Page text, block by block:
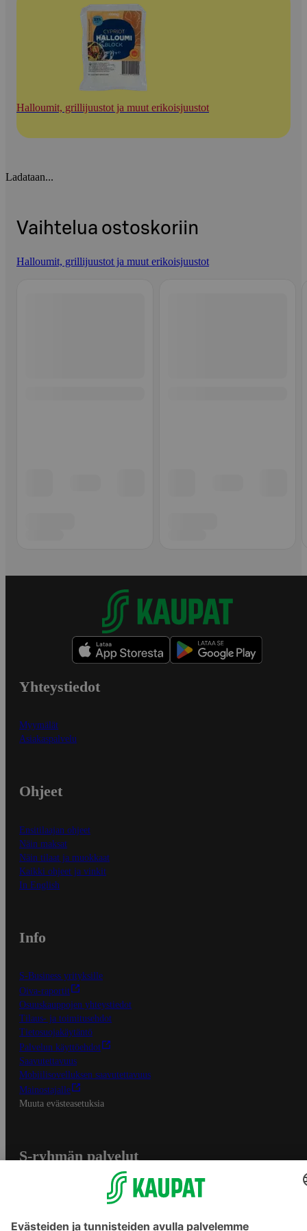
Halloumit, grillijuustot ja muut erikoisjuustot
Ladataan...
Vaihtelua ostoskoriin
Halloumit, grillijuustot ja muut erikoisjuustot
Yhteystiedot
Myymälät
Asiakaspalvelu
Ohjeet
Ensitilaajan ohjeet
Näin maksat
Näin tilaat ja muokkaat
Kaikki ohjeet ja vinkit
In English
Info
S-Business yrityksille
Oiva-raportit
Osuuskauppojen yhteystiedot
Tilaus- ja toimitusehdot
Tietosuojakäytäntö
Palvelun käyttöehdot
Saavutettavuus
Mobiilisovelluksen saavutettavuus
Mainostajalle
Muuta evästeasetuksia
S-ryhmän palvelut
Yhteishyvä Ruoka -sovellus